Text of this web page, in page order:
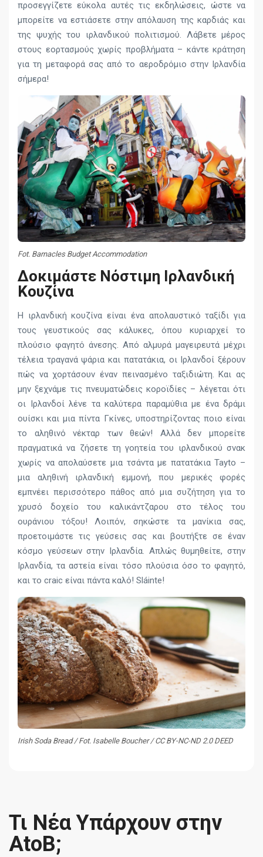
προσεγγίζετε εύκολα αυτές τις εκδηλώσεις, ώστε να
μπορείτε να εστιάσετε στην απόλαυση της καρδιάς και
της ψυχής του ιρλανδικού πολιτισμού. Λάβετε μέρος
στους εορτασμούς χωρίς προβλήματα – κάντε κράτηση
για τη μεταφορά σας από το αεροδρόμιο στην Ιρλανδία
σήμερα!
Fot. Barnacles Budget Accommodation
Δοκιμάστε Νόστιμη Ιρλανδική
Κουζίνα
Η ιρλανδική κουζίνα είναι ένα απολαυστικό ταξίδι για
τους γευστικούς σας κάλυκες, όπου κυριαρχεί το
πλούσιο φαγητό άνεσης. Από αλμυρά μαγειρευτά μέχρι
τέλεια τραγανά ψάρια και πατατάκια, οι Ιρλανδοί ξέρουν
πώς να χορτάσουν έναν πεινασμένο ταξιδιώτη. Και ας
μην ξεχνάμε τις πνευματώδεις κοροϊδίες – λέγεται ότι
οι Ιρλανδοί λένε τα καλύτερα παραμύθια με ένα δράμι
ουίσκι και μια πίντα Γκίνες, υποστηρίζοντας ποιο είναι
το αληθινό νέκταρ των θεών! Αλλά δεν μπορείτε
πραγματικά να ζήσετε τη γοητεία του ιρλανδικού σνακ
χωρίς να απολαύσετε μια τσάντα με πατατάκια Tayto –
μια αληθινή ιρλανδική εμμονή, που μερικές φορές
εμπνέει περισσότερο πάθος από μια συζήτηση για το
χρυσό δοχείο του καλικάντζαρου στο τέλος του
ουράνιου τόξου! Λοιπόν, σηκώστε τα μανίκια σας,
προετοιμάστε τις γεύσεις σας και βουτήξτε σε έναν
κόσμο γεύσεων στην Ιρλανδία. Απλώς θυμηθείτε, στην
Ιρλανδία, τα αστεία είναι τόσο πλούσια όσο το φαγητό,
και το craic είναι πάντα καλό! Sláinte!
Irish Soda Bread / Fot. Isabelle Boucher / CC BY-NC-ND 2.0 DEED
Τι Νέα Υπάρχουν στην
AtoB;